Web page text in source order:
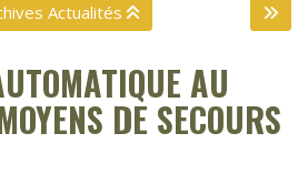
Actualités
AU
DE SECOURS